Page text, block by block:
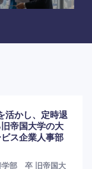
活かし、定時退
帝国大学の大
ス企業人事部
学部 卒 旧帝国大